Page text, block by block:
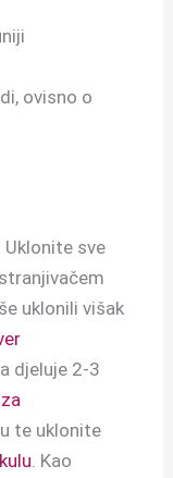
ovisno o
sve
uklonili višak
djeluje 2-3
te uklonite
. Kao